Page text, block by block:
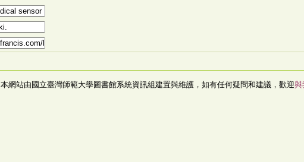
本網站由國立臺灣師範大學圖書館系統資訊組建置與維護，如有任何疑問和建議，歡迎與